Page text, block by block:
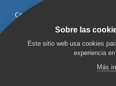
Contacta por
Formulario
Chat on line
Los precios mostrados en
Sobre las
Este sitio web usa cookies
experiencia
Más